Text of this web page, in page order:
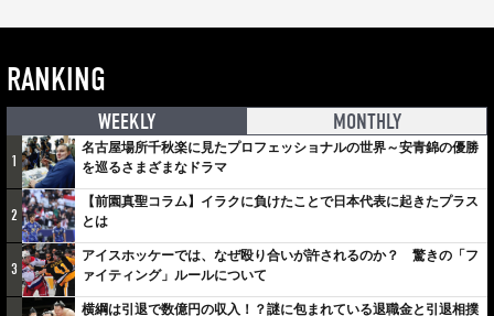
RANKING
WEEKLY MONTHLY
1
名古屋場所千秋楽に見たプロフェッショナルの世界～安青錦の優勝
を巡るさまざまなドラマ
2
【前園真聖コラム】イラクに負けたことで日本代表に起きたプラス
とは
3
アイスホッケーでは、なぜ殴り合いが許されるのか？ 驚きの「フ
ァイティング」ルールについて
横綱は引退で数億円の収入！？謎に包まれている退職金と引退相撲